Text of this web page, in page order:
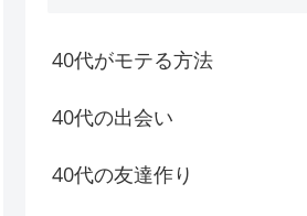
40代がモテる方法
40代の出会い
40代の友達作り